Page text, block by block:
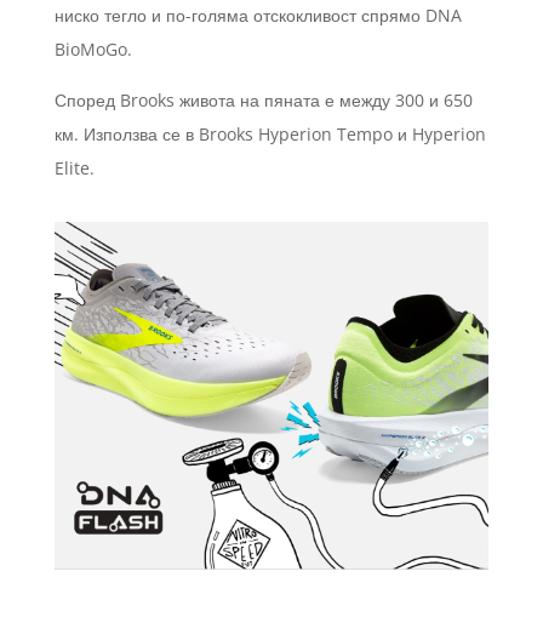
ниско тегло и по-голяма отскокливост спрямо DNA
BioMoGo.
Според Brooks живота на пяната е между 300 и 650
км. Използва се в Brooks Hyperion Tempo и Hyperion
Elite.